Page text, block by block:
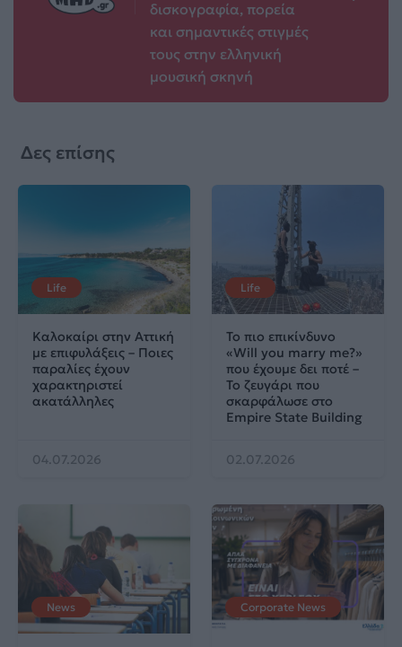
δισκογραφία, πορεία
και σημαντικές στιγμές
τους στην ελληνική
μουσική σκηνή
Δες επίσης
Life
Καλοκαίρι στην Αττική
με επιφυλάξεις – Ποιες
παραλίες έχουν
χαρακτηριστεί
ακατάλληλες
04.07.2026
Life
Το πιο επικίνδυνο
«Will you marry me?»
που έχουμε δει ποτέ –
Το ζευγάρι που
σκαρφάλωσε στο
Empire State Building
02.07.2026
News Corporate News